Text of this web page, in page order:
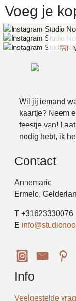
Voeg je
Wil jij iemand
kaartje? Neem
feestje van!
nodig hebt, ik
Contact
Annemarie
Ermelo,
T +31623330076
E
Info
Veelgestelde